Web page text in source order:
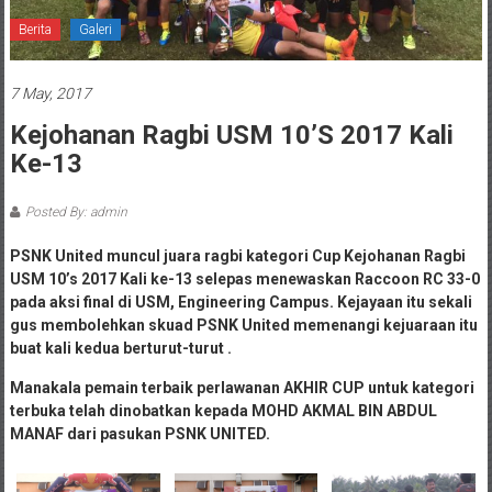
Berita Galeri
7 May, 2017
Kejohanan Ragbi USM 10’s 2017 Kali
Ke-13
Posted By: admin
PSNK United muncul juara ragbi kategori Cup Kejohanan Ragbi
USM 10’s 2017 Kali ke-13 selepas menewaskan Raccoon RC 33-0
pada aksi final di USM, Engineering Campus. Kejayaan itu sekali
gus membolehkan skuad PSNK United memenangi kejuaraan itu
buat kali kedua berturut-turut .
Manakala pemain terbaik perlawanan AKHIR CUP untuk kategori
terbuka telah dinobatkan kepada MOHD AKMAL BIN ABDUL
MANAF dari pasukan PSNK UNITED.